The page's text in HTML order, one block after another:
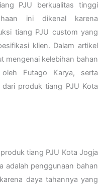
PJU berkualitas tinggi
ini dikenal karena
tiang PJU custom yang
klien. Dalam artikel
mengenai kelebihan bahan
Futago Karya, serta
produk tiang PJU Kota
tiang PJU Kota Jogja
adalah penggunaan bahan
daya tahannya yang